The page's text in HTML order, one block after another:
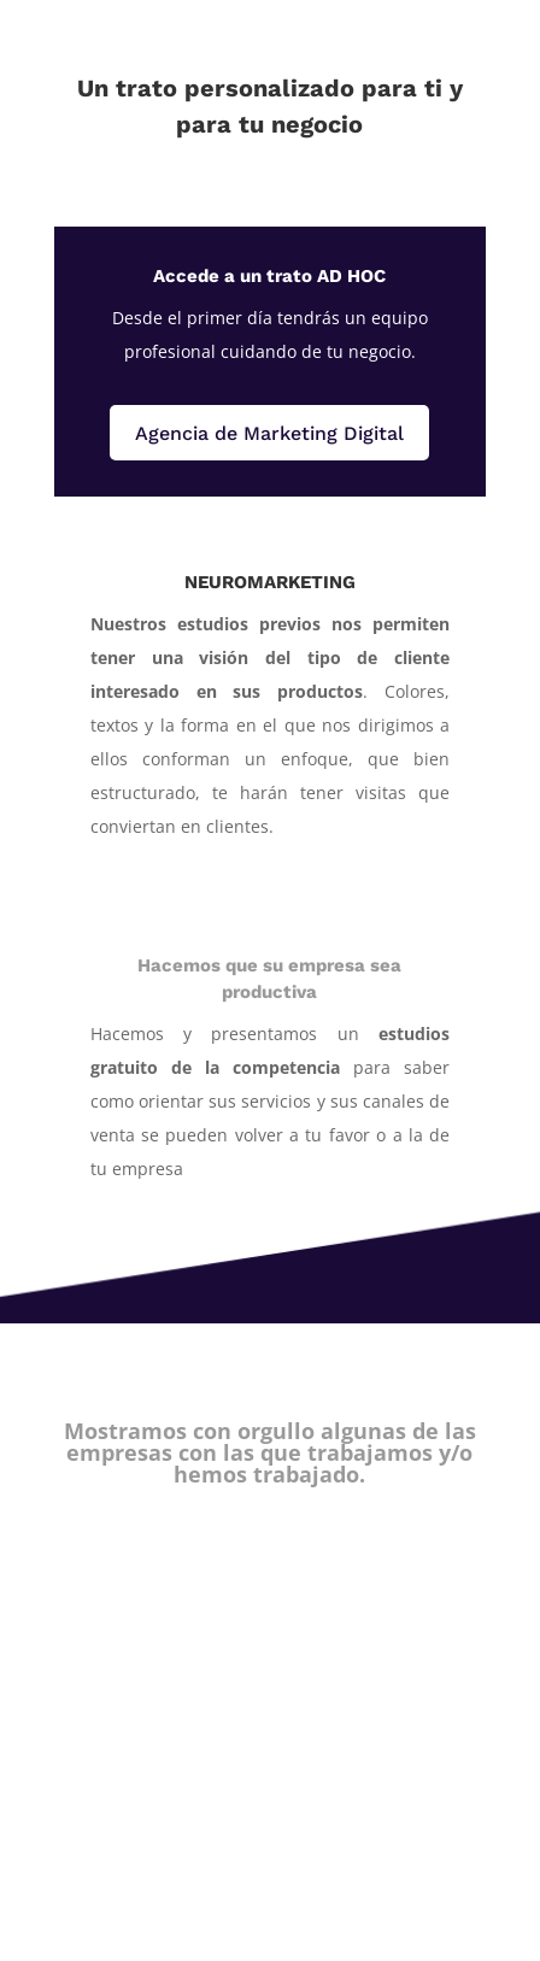
Un trato personalizado para ti y
para tu negocio
Accede a un trato AD HOC
Desde el primer día tendrás un equipo
profesional cuidando de tu negocio.
Agencia de Marketing Digital
NEUROMARKETING
Nuestros estudios previos nos permiten
tener una visión del tipo de cliente
interesado en sus productos. Colores,
textos y la forma en el que nos dirigimos a
ellos conforman un enfoque, que bien
estructurado, te harán tener visitas que
conviertan en clientes.
Hacemos que su empresa sea
productiva
Hacemos y presentamos unestudios
gratuito de la competencia para saber
como orientar sus servicios y sus canales de
venta se pueden volver a tu favor o a la de
tu empresa
Mostramos con orgullo algunas de las
empresas con las que trabajamos y/o
hemos trabajado.